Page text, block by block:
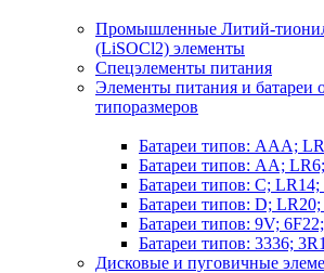
Промышленные Литий-
(LiSOCl2) элементы
Спецэлементы питания
Элементы питания и батареи
типоразмеров
Батареи типов: AAA;
Батареи типов: AA;
Батареи типов: C; LR14;
Батареи типов: D; LR20;
Батареи типов: 9V;
Батареи типов: 3336;
Дисковые и пуговичные